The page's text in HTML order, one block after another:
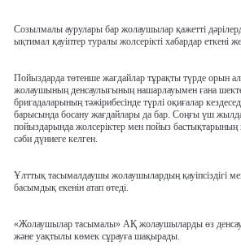
Созылмалы аурулары бар жолаушылар қажетті
ықтимал қауіптер туралы жолсерікті хабардар еткені
Пойыздарда төтенше жағдайлар тұрақты түрде орын
жолаушының денсаулығының нашарлауымен ғана
бригадаларының тәжірибесінде түрлі оқиғалар
барысында босану жағдайлары да бар. Соңғы үш
пойыздарында жолсеріктер мен пойыз
сәби дүниеге келген.
Ұлттық тасымалдаушы жолаушылардың қауіпсіздігі
басымдық екенін атап өтеді.
«Жолаушылар тасымалы» АҚ жолаушыларды өз
және уақтылы көмек сұрауға шақырады.